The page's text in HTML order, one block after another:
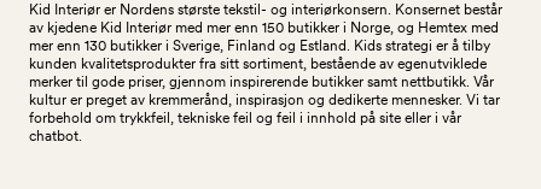
Kid Interiør er Nordens største tekstil- og interiørkonsern. Konsernet består
av kjedene Kid Interiør med mer enn 150 butikker i Norge, og Hemtex med
mer enn 130 butikker i Sverige, Finland og Estland. Kids strategi er å tilby
kunden kvalitetsprodukter fra sitt sortiment, bestående av egenutviklede
merker til gode priser, gjennom inspirerende butikker samt nettbutikk. Vår
kultur er preget av kremmerånd, inspirasjon og dedikerte mennesker. Vi tar
forbehold om trykkfeil, tekniske feil og feil i innhold på site eller i vår
chatbot.